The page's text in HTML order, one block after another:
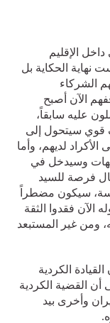
الإقليم
نهاية الحكاية بل
الشركاء
الآن أصبح
عليه سابقاً،
قوي سيتحول إلى
الأكراد لديهم، وأما
وسيدخل في
فرصة للسيد
سيكون مضطراً
الآن فقدوا الثقة
ومن غير المستبعد
الكردية
القضية الكردية
وأخرى بيد